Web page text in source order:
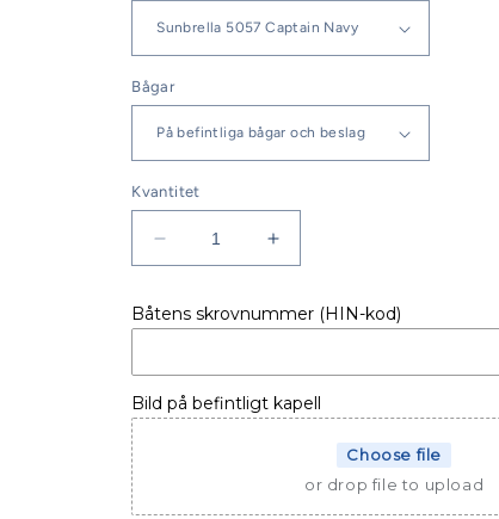
Bågar
Kvantitet
Minska
kvantitet
BÅTKAPELL
620
HT
-03
Öka
kvantitet
BÅTKAPELL
620
HT
-03
Båtens skrovnummer (HIN-kod)
Bild på befintligt kapell
Choose file
or drop file to upload